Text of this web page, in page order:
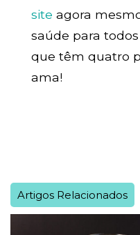
site agora
saúde para
que têm quatro
ama!
Artigos Relacionados